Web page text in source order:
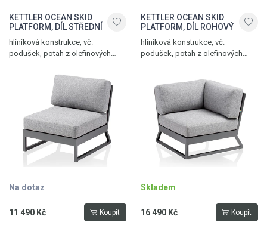
KETTLER OCEAN SKID
PLATFORM, DÍL STŘEDNÍ
hliníková konstrukce, vč.
podušek, potah z olefinových
nosnost 150 kg, antracit – světle
šedá melírovaná
Na dotaz
11 490 Kč Koupit
KETTLER OCEAN SKID
PLATFORM, DÍL ROHOVÝ
hliníková konstrukce, vč.
podušek, potah z olefinových
nosnost 150 kg, antracit – světle
šedá melírovaná
Skladem
16 490 Kč Koupit